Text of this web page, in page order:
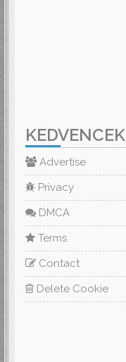
KEDVENCEK
Advertise
Privacy
DMCA
Terms
Contact
Delete Cookie